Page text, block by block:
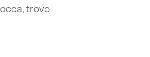
trovo